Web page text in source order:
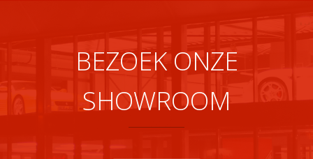
BEZOEK ONZE
SHOWROOM